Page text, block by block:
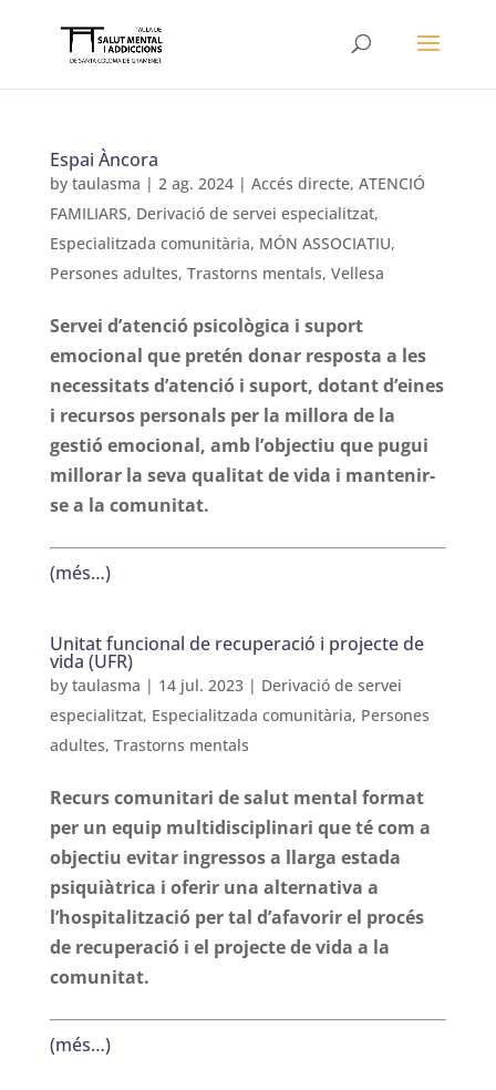
Espai Àncora
by taulasma | 2 ag. 2024| Accés directe, ATENCIÓ
FAMILIARS, Derivació de servei especialitzat,
Especialitzada comunitària, MÓN ASSOCIATIU,
Persones adultes, Trastorns mentals, Vellesa
Servei d’atenció psicològica i suport
emocional que pretén donar resposta a les
necessitats d’atenció i suport, dotant d’eines
i recursos personals per la millora de la
gestió emocional, amb l’objectiu que pugui
millorar la seva qualitat de vida i mantenir-
se a la comunitat.
(més…)
Unitat funcional de recuperació i projecte de
vida (UFR)
by taulasma | 14 jul. 2023| Derivació de servei
especialitzat, Especialitzada comunitària, Persones
adultes, Trastorns mentals
Recurs comunitari de salut mental format
per un equip multidisciplinari que té com a
objectiu evitar ingressos a llarga estada
psiquiàtrica i oferir una alternativa a
l’hospitalització per tal d’afavorir el procés
de recuperació i el projecte de vida a la
comunitat.
(més…)